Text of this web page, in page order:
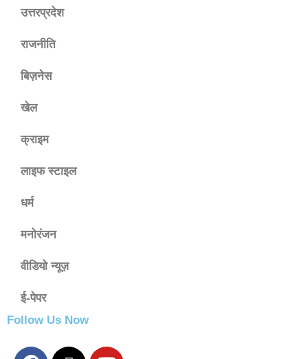
उत्तरप्रदेश
राजनीति
बिज़नेस
खेल
क्राइम
लाइफ स्टाइल
धर्म
मनोरंजन
वीडियो न्यूज़
ई-पेपर
Follow Us Now